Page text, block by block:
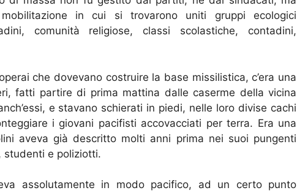
in cui si trovarono uniti gruppi ecologici
comunità religiose, classi scolastiche, contadini,
che dovevano costruire la base missilistica, c’era una
fatti partire di prima mattina dalle caserme della vicina
e stavano schierati in piedi, nelle loro divise cachi
i giovani pacifisti accovacciati per terra. Era una
aveva già descritto molti anni prima nei suoi pungenti
studenti e poliziotti.
assolutamente in modo pacifico, ad un certo punto